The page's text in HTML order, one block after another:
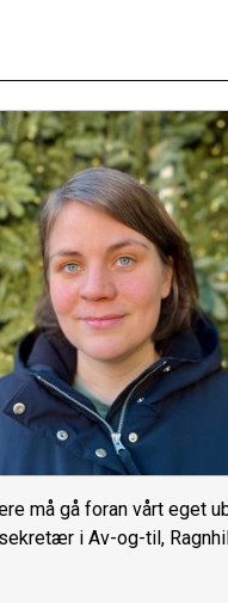
må gå foran vårt eget
i Av-og-til,